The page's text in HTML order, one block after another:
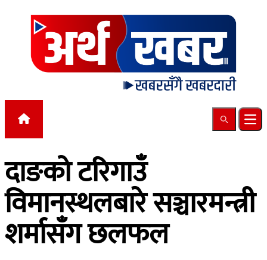
Skip to content
Search
दाङको टरिगाउँ
विमानस्थलबारे सञ्चारमन्त्री
शर्मासँग छलफल